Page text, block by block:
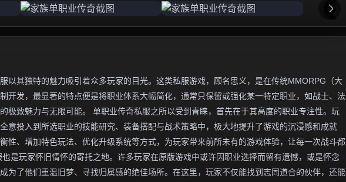
以其独特的魅力吸引着众多玩家的目光。这类私服游戏，顾名思义，是在传统MMORPG（大
开发，最显著的特点便是将职业体系大幅简化，通常只保留或强化某一特定职业，如战士、法
极致魅力与无限可能。 单职业传奇私服之所以受到青睐，首先在于其高度的职业专注性。玩
意投入到所选职业的技能研究、装备搭配与战术策略中，极大地提升了游戏的沉浸感和成就
性、增加特色玩法、优化升级系统等方式，为玩家带来前所未有的游戏体验，让每一次战斗都
是玩家怀旧情怀的寄托之地。许多玩家在原版游戏中或许因职业选择而留有遗憾，或是怀念
为了他们重温旧梦、寻找归属感的绝佳场所。在这里，玩家不仅能找到志同道合的伙伴，还能